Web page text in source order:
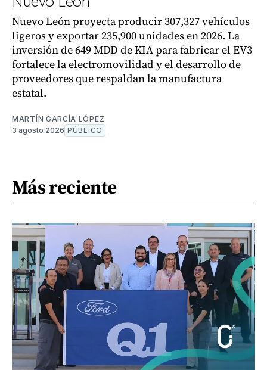
Nuevo León proyecta producir 307,327 vehículos
ligeros y exportar 235,900 unidades en 2026. La
inversión de 649 MDD de KIA para fabricar el EV3
fortalece la electromovilidad y el desarrollo de
proveedores que respaldan la manufactura
estatal.
MARTÍN GARCÍA LÓPEZ
3 agosto 2026 PÚBLICO
Más reciente